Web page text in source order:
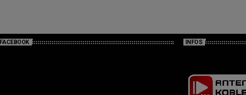
FACEBOOK INFOS